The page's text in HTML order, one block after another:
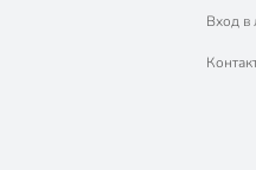
Вход в